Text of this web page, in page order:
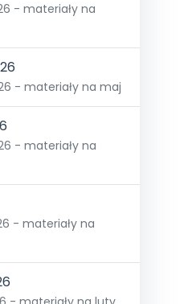
- materiały na
- materiały na maj
- materiały na
- materiały na